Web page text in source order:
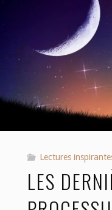
clés
l’amour
soi
1)"
Lectures
LES